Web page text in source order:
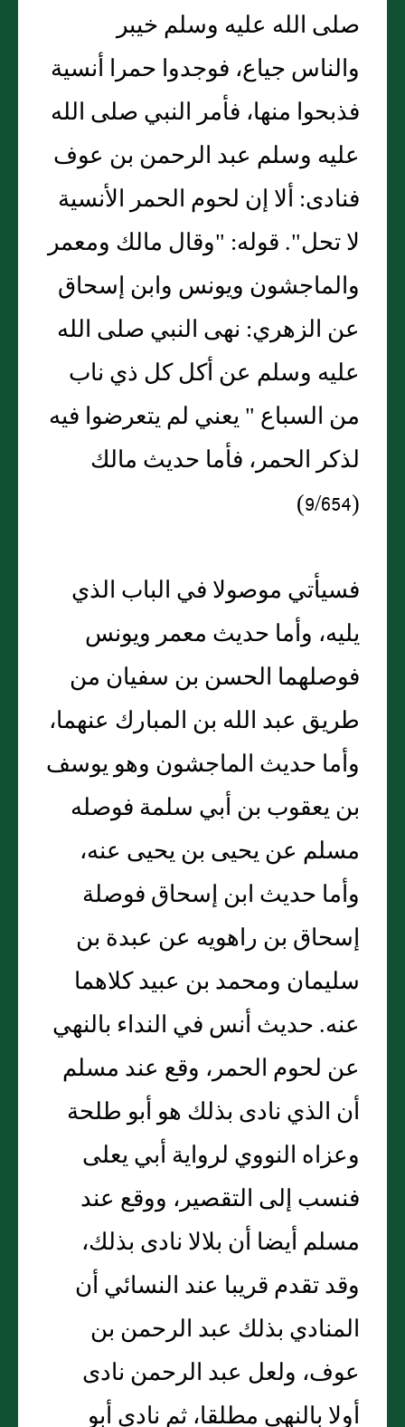
صلى الله عليه وسلم خيبر
والناس جياع، فوجدوا حمرا أنسية
فذبحوا منها، فأمر النبي صلى الله
عليه وسلم عبد الرحمن بن عوف
فنادى: ألا إن لحوم الحمر الأنسية
لا تحل". قوله: "وقال مالك ومعمر
والماجشون ويونس وابن إسحاق
عن الزهري: نهى النبي صلى الله
عليه وسلم عن أكل كل ذي ناب
من السباع " يعني لم يتعرضوا فيه
لذكر الحمر، فأما حديث مالك
(9/654)
فسيأتي موصولا في الباب الذي
يليه، وأما حديث معمر ويونس
فوصلهما الحسن بن سفيان من
طريق عبد الله بن المبارك عنهما،
وأما حديث الماجشون وهو يوسف
بن يعقوب بن أبي سلمة فوصله
مسلم عن يحيى بن يحيى عنه،
وأما حديث ابن إسحاق فوصلة
إسحاق بن راهويه عن عبدة بن
سليمان ومحمد بن عبيد كلاهما
عنه. حديث أنس في النداء بالنهي
عن لحوم الحمر، وقع عند مسلم
أن الذي نادى بذلك هو أبو طلحة
وعزاه النووي لرواية أبي يعلى
فنسب إلى التقصير، ووقع عند
مسلم أيضا أن بلالا نادى بذلك،
وقد تقدم قريبا عند النسائي أن
المنادي بذلك عبد الرحمن بن
عوف، ولعل عبد الرحمن نادى
أولا بالنهي مطلقا، ثم نادى أبو